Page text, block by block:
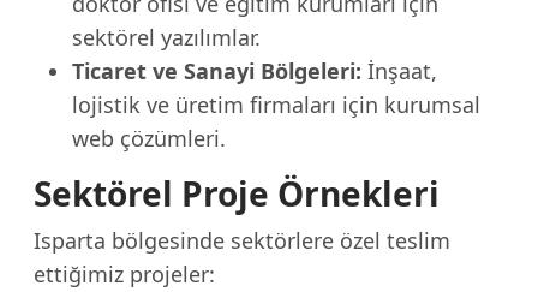
sektörel yazılımlar.
Ticaret ve Sanayi Bölgeleri: İnşaat,
lojistik ve üretim firmaları için kurumsal
web çözümleri.
Sektörel Proje Örnekleri
Isparta bölgesinde sektörlere özel teslim
ettiğimiz projeler: